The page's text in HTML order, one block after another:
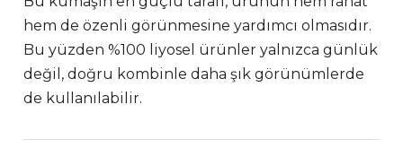
hem de özenli görünmesine yardımcı olmasıdır.
Bu yüzden %100 liyosel ürünler yalnızca günlük
değil, doğru kombinle daha şık görünümlerde
de kullanılabilir.